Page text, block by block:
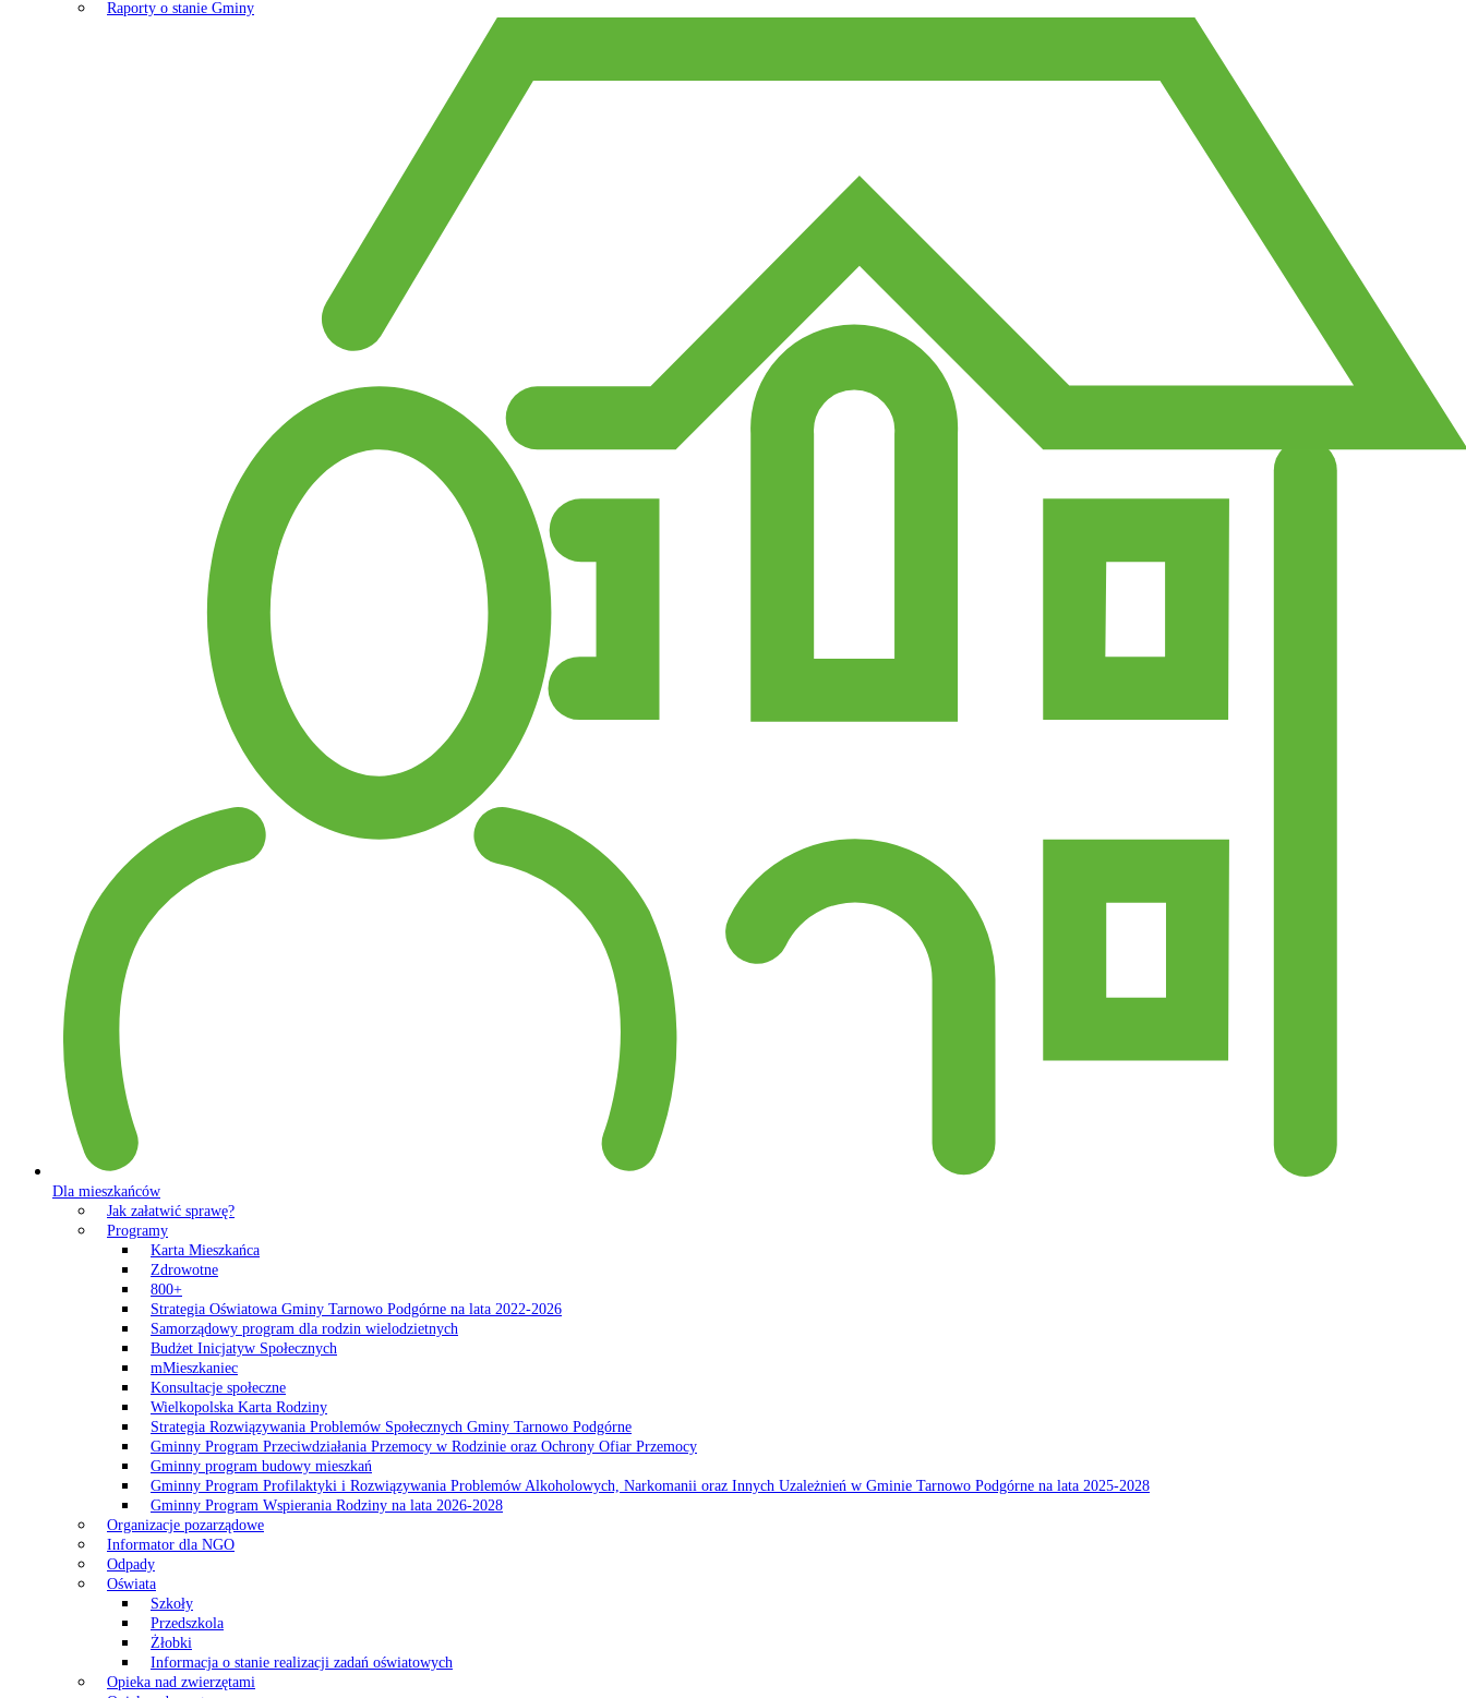
Raporty o stanie Gminy
Dla mieszkańców
Jak załatwić sprawę?
Programy
Karta Mieszkańca
Zdrowotne
800+
Strategia Oświatowa Gminy Tarnowo Podgórne na lata 2022-2026
Samorządowy program dla rodzin wielodzietnych
Budżet Inicjatyw Społecznych
mMieszkaniec
Konsultacje społeczne
Wielkopolska Karta Rodziny
Strategia Rozwiązywania Problemów Społecznych Gminy Tarnowo Podgórne
Gminny Program Przeciwdziałania Przemocy w Rodzinie oraz Ochrony Ofiar Przemocy
Gminny program budowy mieszkań
Gminny Program Profilaktyki i Rozwiązywania Problemów Alkoholowych, Narkomanii oraz Innych Uzależnień w Gminie Tarnowo Podgórne na lata 2025-2028
Gminny Program Wspierania Rodziny na lata 2026-2028
Organizacje pozarządowe
Informator dla NGO
Odpady
Oświata
Szkoły
Przedszkola
Żłobki
Informacja o stanie realizacji zadań oświatowych
Opieka nad zwierzętami